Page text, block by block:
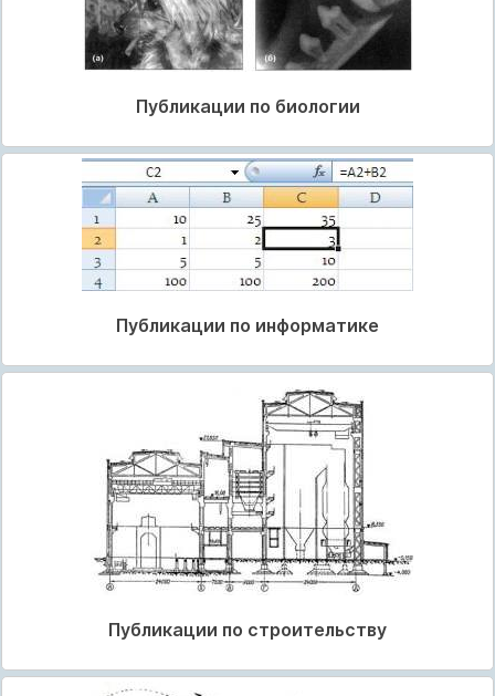
Публикации по биологии
Публикации по информатике
Публикации по строительству